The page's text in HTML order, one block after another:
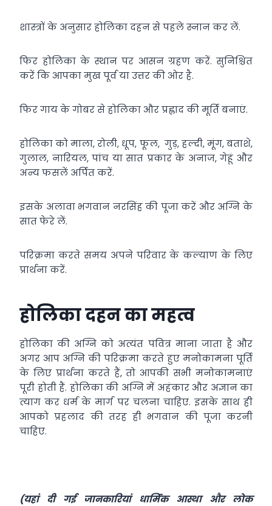
शास्त्रों के अनुसार होलिका दहन से पहले स्नान कर लें.
फिर होलिका के स्थान पर आसन ग्रहण करें. सुनिश्चित
करें कि आपका मुख पूर्व या उत्तर की ओर है.
फिर गाय के गोबर से होलिका और प्रह्लाद की मूर्ति बनाएं.
होलिका को माला, रोली, धूप, फूल, गुड़, हल्दी, मूंग, बताशे,
गुलाल, नारियल, पांच या सात प्रकार के अनाज, गेहूं और
अन्य फसलें अर्पित करें.
इसके अलावा भगवान नरसिंह की पूजा करें और अग्नि के
सात फेरे लें.
परिक्रमा करते समय अपने परिवार के कल्याण के लिए
प्रार्थना करें.
होलिका दहन का महत्व
होलिका की अग्नि को अत्यंत पवित्र माना जाता है और
अगर आप अग्नि की परिक्रमा करते हुए मनोकामना पूर्ति
के लिए प्रार्थना करते हैं, तो आपकी सभी मनोकामनाएं
पूरी होती हैं. होलिका की अग्नि में अहंकार और अज्ञान का
त्याग कर धर्म के मार्ग पर चलना चाहिए. इसके साथ ही
आपको प्रहलाद की तरह ही भगवान की पूजा करनी
चाहिए.
(यहां दी गई जानकारियां धार्मिक आस्था और लोक